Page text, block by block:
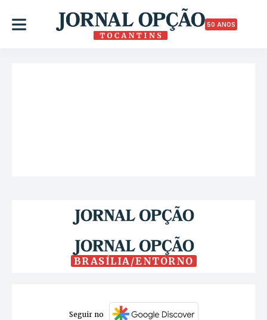
50 ANOS
BRASÍLIA/ENTORNO
Seguir no